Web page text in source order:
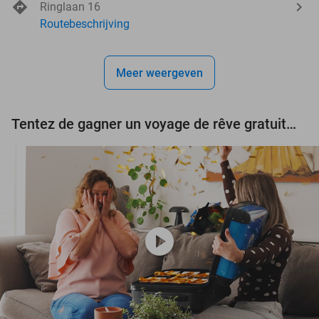
Ringlaan 16
Routebeschrijving
Meer weergeven
Tentez de gagner un voyage de rêve gratuit d'une valeur de 3.000 € !
play_circle